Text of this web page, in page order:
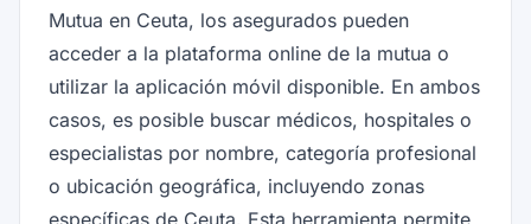
Mutua en Ceuta, los asegurados pueden
acceder a la plataforma online de la mutua o
utilizar la aplicación móvil disponible. En ambos
casos, es posible buscar médicos, hospitales o
especialistas por nombre, categoría profesional
o ubicación geográfica, incluyendo zonas
específicas de Ceuta. Esta herramienta permite